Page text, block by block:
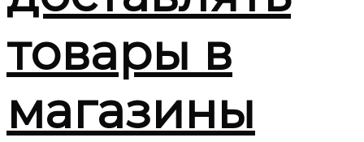
товары в
магазины